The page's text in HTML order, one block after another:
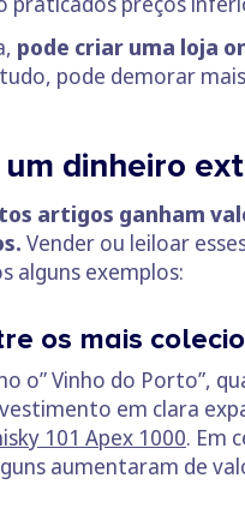
pode criar uma loja
pode demorar
dinheiro
artigos ganham
Vender ou leiloar
alguns exemplos:
os mais
o” Vinho do Porto”,
em clara
101 Apex 1000. Em
aumentaram de